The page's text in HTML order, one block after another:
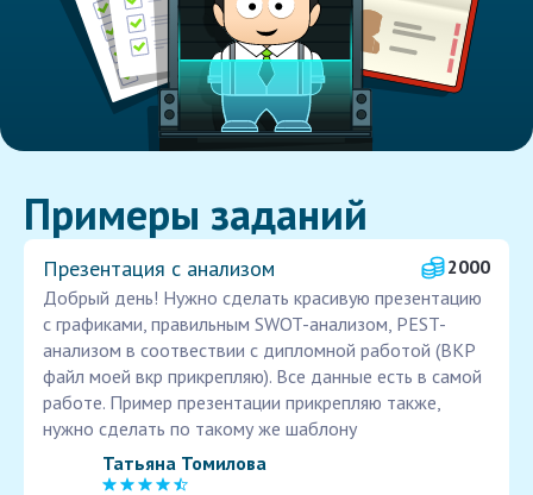
Примеры заданий
Презентация с анализом
2000
Добрый день! Нужно сделать красивую презентацию
с графиками, правильным SWOT-анализом, PEST-
анализом в соотвествии с дипломной работой (ВКР
файл моей вкр прикрепляю). Все данные есть в самой
работе. Пример презентации прикрепляю также,
нужно сделать по такому же шаблону
Татьяна Томилова